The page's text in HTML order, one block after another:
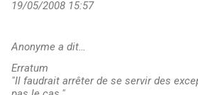
19/05/2008 15:57
Anonyme a dit…
Erratum
"Il faudrait arrêter de se servir des